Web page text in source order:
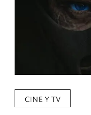
CINE Y TV